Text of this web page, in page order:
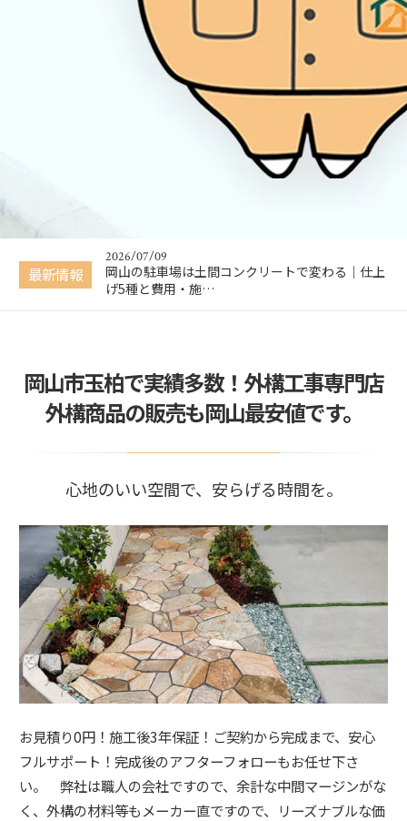
最新情報
【掲載のお知らせ】KidsDo2月号に掲載されまし
2026/07/09
岡山の駐車場は土間コンクリートで変わる｜仕上
げ5種と費用・施…
【春限定】ウッドデッキプレゼントキャンペーン
開催中
2026/02/09
2026/07/10
【無料・入力不要】外構工事の費用がその場でわ
岡山市玉柏で実績多数！外構工事専門店
外構商品の販売も岡山最安値です。
心地のいい空間で、安らげる時間を。
お見積り0円！施工後3年保証！ご契約から完成まで、安心
フルサポート！完成後のアフターフォローもお任せ下さ
い。 弊社は職人の会社ですので、余計な中間マージンがな
く、外構の材料等もメーカー直ですので、リーズナブルな価